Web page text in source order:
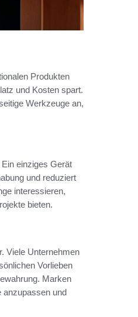
Produkten
und Kosten spart.
Werkzeuge an,
einziges Gerät
und reduziert
interessieren,
bieten.
Viele Unternehmen
Vorlieben
Marken
anzupassen und